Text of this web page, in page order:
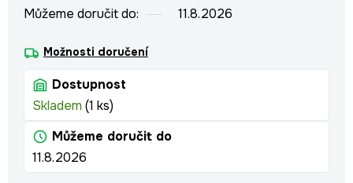
Můžeme doručit do:
11.8.2026
Možnosti doručení
Dostupnost
Skladem (1 ks)
Můžeme doručit do
11.8.2026